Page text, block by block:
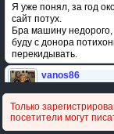
Я уже понял, за год
сайт потух.
Бра машину недорого,
буду с донора
перекидывать.
vanos86
сравнивал подушку
дизельной машины
Только
посетители могут